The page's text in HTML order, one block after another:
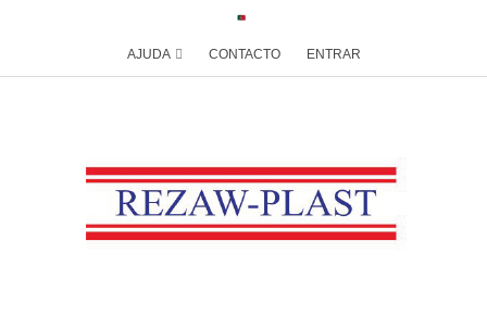
AJUDA CONTACTO ENTRAR